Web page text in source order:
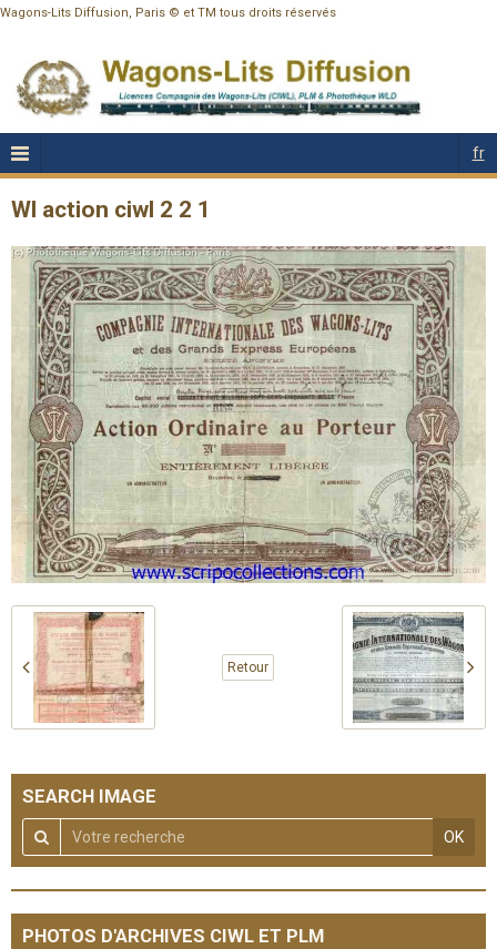
Wagons-Lits Diffusion, Paris © et TM tous droits réservés
fr
Wl action ciwl 2 2 1
Retour
SEARCH IMAGE
OK
PHOTOS D'ARCHIVES CIWL ET PLM